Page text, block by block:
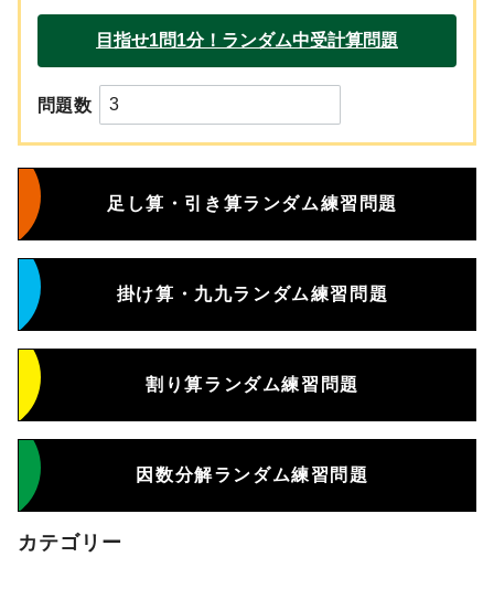
問題数
足し算・引き算ランダム練習問題
掛け算・九九ランダム練習問題
割り算ランダム練習問題
因数分解ランダム練習問題
カテゴリー